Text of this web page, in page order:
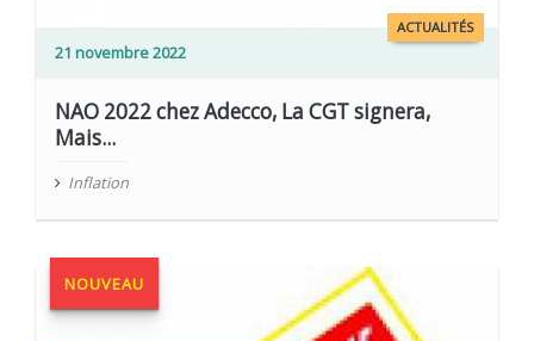
ACTUALITÉS
21 novembre 2022
NAO 2022 chez Adecco, La CGT signera,
Mais...
Inflation
NOUVEAU